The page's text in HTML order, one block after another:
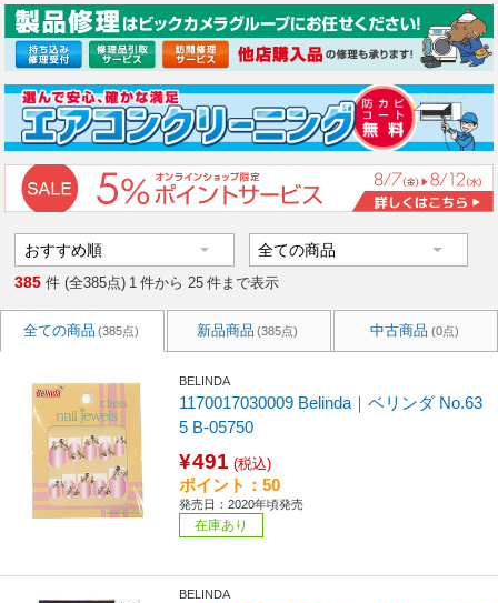
385 件 (全385点) 1 件から 25 件まで表示
全ての商品 (385点) 新品商品 (385点) 中古商品 (0点)
BELINDA
1170017030009 Belinda｜ベリンダ No.63
5 B-05750
¥491 (税込)
ポイント：50
発売日：2020年頃発売
在庫あり
BELINDA